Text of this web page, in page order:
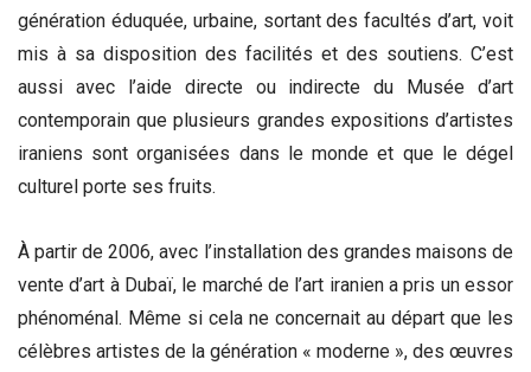
génération éduquée, urbaine, sortant des facultés d’art, voit
mis à sa disposition des facilités et des soutiens. C’est
aussi avec l’aide directe ou indirecte du Musée d’art
contemporain que plusieurs grandes expositions d’artistes
iraniens sont organisées dans le monde et que le dégel
culturel porte ses fruits.
À partir de 2006, avec l’installation des grandes maisons de
vente d’art à Dubaï, le marché de l’art iranien a pris un essor
phénoménal. Même si cela ne concernait au départ que les
célèbres artistes de la génération « moderne », des œuvres